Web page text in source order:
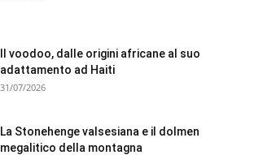
Il voodoo, dalle origini africane al suo
adattamento ad Haiti
31/07/2026
La Stonehenge valsesiana e il dolmen
megalitico della montagna